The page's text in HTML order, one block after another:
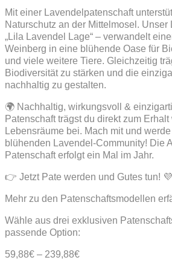
Mit einer Lavendelpatenschaft
Naturschutz an der Mittelmosel. Unser
„Lila Lavendel Lage“ – verwandelt
Weinberg in eine blühende Oase für
und viele weitere Tiere. Gleichzeitig
Biodiversität zu stärken und die
nachhaltig zu gestalten.
🌍 Nachhaltig, wirkungsvoll &
Patenschaft trägst du direkt zum
Lebensräume bei. Mach mit und
blühenden Lavendel-Community! Die
Patenschaft erfolgt ein Mal im Jahr.
👉 Jetzt Pate werden und Gutes tun! 💜
Mehr zu den Patenschaftsmodellen
Wähle aus drei exklusiven
passende Option:
59,88€ – 239,88€